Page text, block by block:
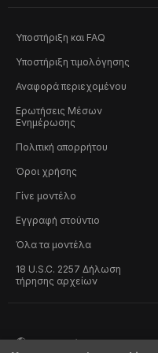
Υποστήριξη και FAQ
Υποστήριξη τιμολόγησης
Αναφορά περιεχομένου
Ερωτήσεις Μέσων
Ενημέρωσης
Πολιτική απορρήτου
Όροι χρήσης
Γίνε μοντέλο
Εγγραφή στούντιο
Όλα τα μοντέλα
18 U.S.C. 2257 Δήλωση
τήρησης αρχείων
Ελληνικά